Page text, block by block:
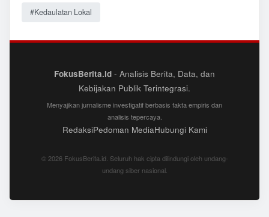
#Kedaulatan Lokal
FokusBerita.id - Analisis Berita, Data, dan
Kebijakan Publik Terintegrasi.
Menyajikan jurnalisme investigatif berbasis fakta empiris dan
analisis tepercaya.
RedaksiPedoman MediaHubungi Kami
© 2026 FokusBerita.id. Seluruh hak cipta dilindungi oleh undang-
undang siber nasional.